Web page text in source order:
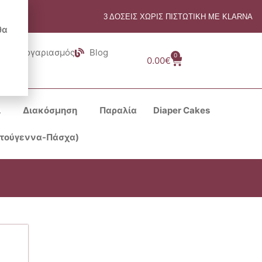
3 ΔΟΣΕΙΣ ΧΩΡΙΣ ΠΙΣΤΩΤΙΚΗ ΜΕ KLARNA
Λογαριασμός Blog
0.00€
0
Cart
Διακόσμηση Παραλία Diaper Cakes
Πάσχα)